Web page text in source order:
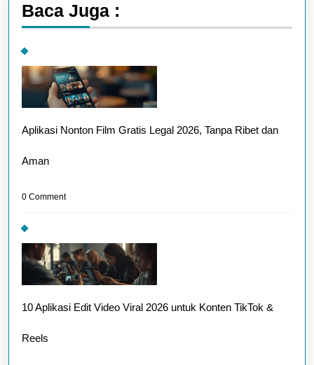
Baca Juga :
Aplikasi Nonton Film Gratis Legal 2026, Tanpa Ribet dan
Aman
0 Comment
10 Aplikasi Edit Video Viral 2026 untuk Konten TikTok &
Reels